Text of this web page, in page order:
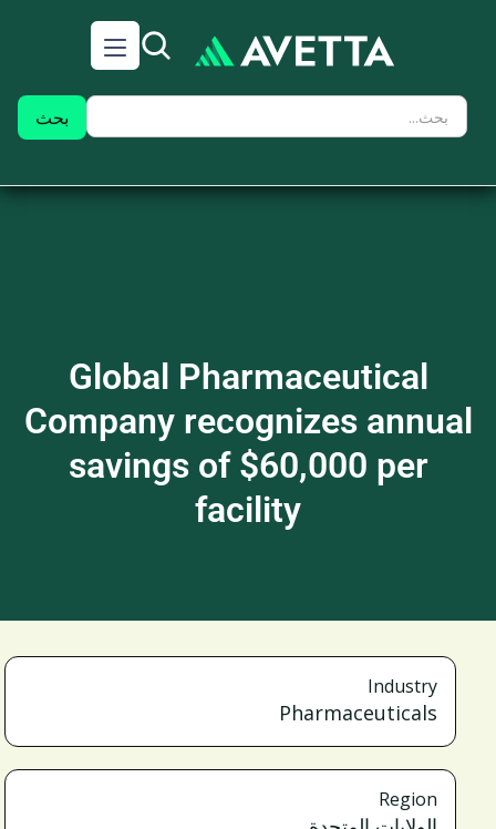
Global Pharmaceutical
Company recognizes annual
savings of $60,000 per
facility
Industry
Pharmaceuticals
Region